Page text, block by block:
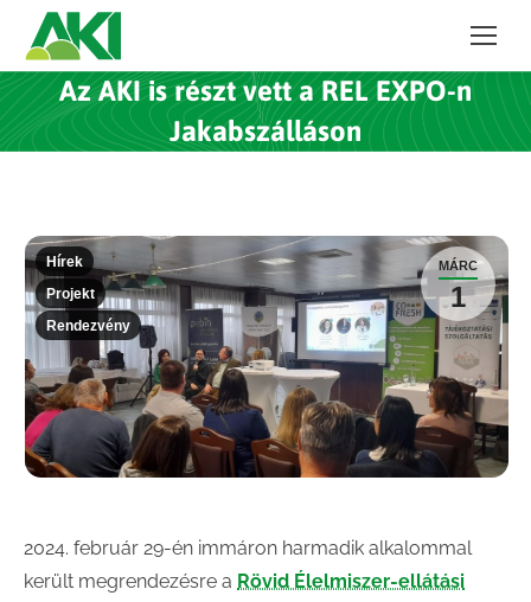
Az AKI is részt vett a REL EXPO-n
Jakabszálláson
MÁRC
1
Hírek
Projekt
Rendezvény
2024. február 29-én immáron harmadik alkalommal
került megrendezésre a Rövid Élelmiszer-ellátási